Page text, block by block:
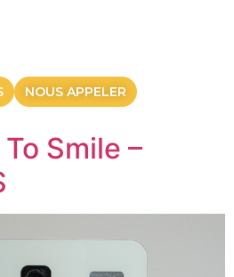
NOUS APPELER
Smile –